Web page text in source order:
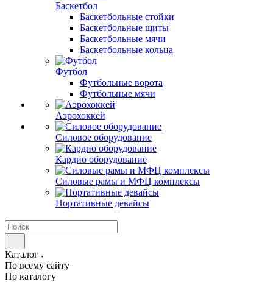
Баскетбол
Баскетбольные стойки
Баскетбольные щиты
Баскетбольные мячи
Баскетбольные кольца
Футбол
Футбольные ворота
Футбольные мячи
Аэрохоккей
Силовое оборудование
Кардио оборудование
Силовые рамы и МФЦ комплексы
Портативные девайсы
Каталог
По всему сайту
По каталогу